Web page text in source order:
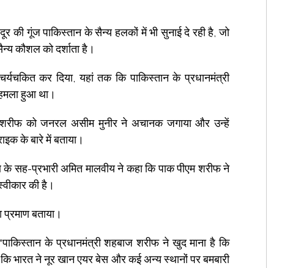
की गूंज पाकिस्तान के सैन्य हलकों में भी सुनाई दे रही है, जो
कौशल को दर्शाता है।
कर दिया, यहां तक कि पाकिस्तान के प्रधानमंत्री
हुआ था।
को जनरल असीम मुनीर ने अचानक जगाया और उन्हें
के बारे में बताया।
सह-प्रभारी अमित मालवीय ने कहा कि पाक पीएम शरीफ ने
की है।
बताया।
के प्रधानमंत्री शहबाज शरीफ ने खुद माना है कि
भारत ने नूर खान एयर बेस और कई अन्य स्थानों पर बमबारी